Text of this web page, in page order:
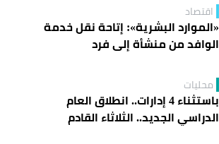
اقتصاد
«الموارد البشرية»: إتاحة نقل خدمة
الوافد من منشأة إلى فرد
محليات
باستثناء 4 إدارات.. انطلاق العام
الدراسي الجديد.. الثلاثاء القادم